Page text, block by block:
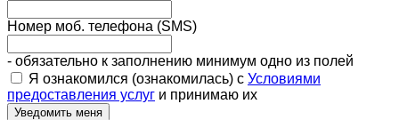
Номер моб. телефона (SMS)
- обязательно к заполнению минимум одно из полей
Я ознакомился (ознакомилась) с Условиями
предоставления услуг и принимаю их